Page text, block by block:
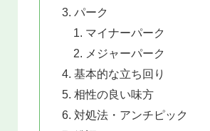
パーク
マイナーパーク
メジャーパーク
基本的な立ち回り
相性の良い味方
対処法・アンチピック